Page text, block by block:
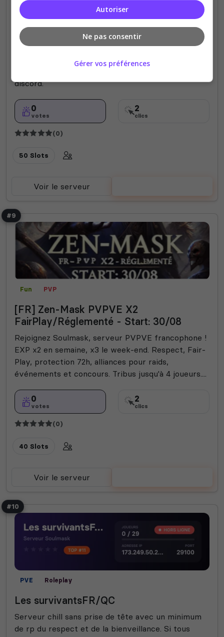
Pandora EU
Serveur de découverte en pvp restreint. Joueurs à
comportements toxiques exclus. Pour plus
d'informations prendre contact avec le staff sur le
discord.
0
votes
2
clics
(0)
50 Slots
Voir le serveur
#9
Fun PVP
[FR] Zen-Mask PVPVE X2
FairPlay/Réglementé - Start: 30/08
Rejoignez Soulmask, serveur PVPVE francophone !
EXP x2 en semaine, x3 le week-end. Respect, Fair-
Play, protection 72h, alliances pour raids,
événements et concours. Tribus jusqu'à 4 joueurs....
0
votes
2
clics
(0)
40 Slots
Voir le serveur
#10
PVE Roleplay
Les survivantsFR/QC
Serveur chill sans prise de tête avec un minimum
de rp du respect et de la bienveillance. Si tous
Autoriser
Ne pas consentir
Gérer vos préférences